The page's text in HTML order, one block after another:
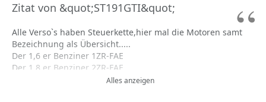
Zitat von &quot;ST191GTI&quot;
Alle Verso`s haben Steuerkette,hier mal die Motoren samt
Bezeichnung als Übersicht.....
Der 1,6 er Benziner 1ZR-FAE
Der 1,8 er Benziner 2ZR-FAE
Der 2,0 er Diesel 1AD-FTVAlles anzeigen